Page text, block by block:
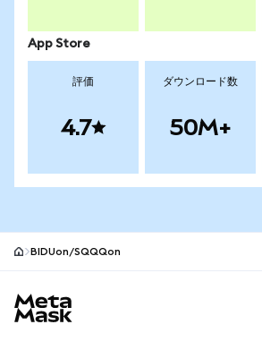
App Store
評価
4.7
ダウンロード数
50M+
BIDUon/SQQQon